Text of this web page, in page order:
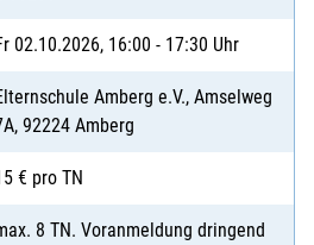
02.10.2026, 16:00 - 17:30 Uhr
Amberg e.V., Amselweg
92224 Amberg
€ pro TN
8 TN. Voranmeldung dringend